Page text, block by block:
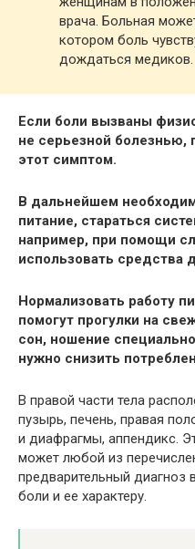
врача. Больная
котором боль
дождаться медиков.
Если боли вызваны
не серьезной болезнью,
этот симптом.
В дальнейшем
питание, стараться
например, при помощи
использовать средства
Нормализовать работу
помогут прогулки на
сон, ношение
нужно снизить
В правой части тела
пузырь, печень, правая
и диафрагмы, аппендикс.
может любой из
предварительный диагноз
боли и ее характеру.